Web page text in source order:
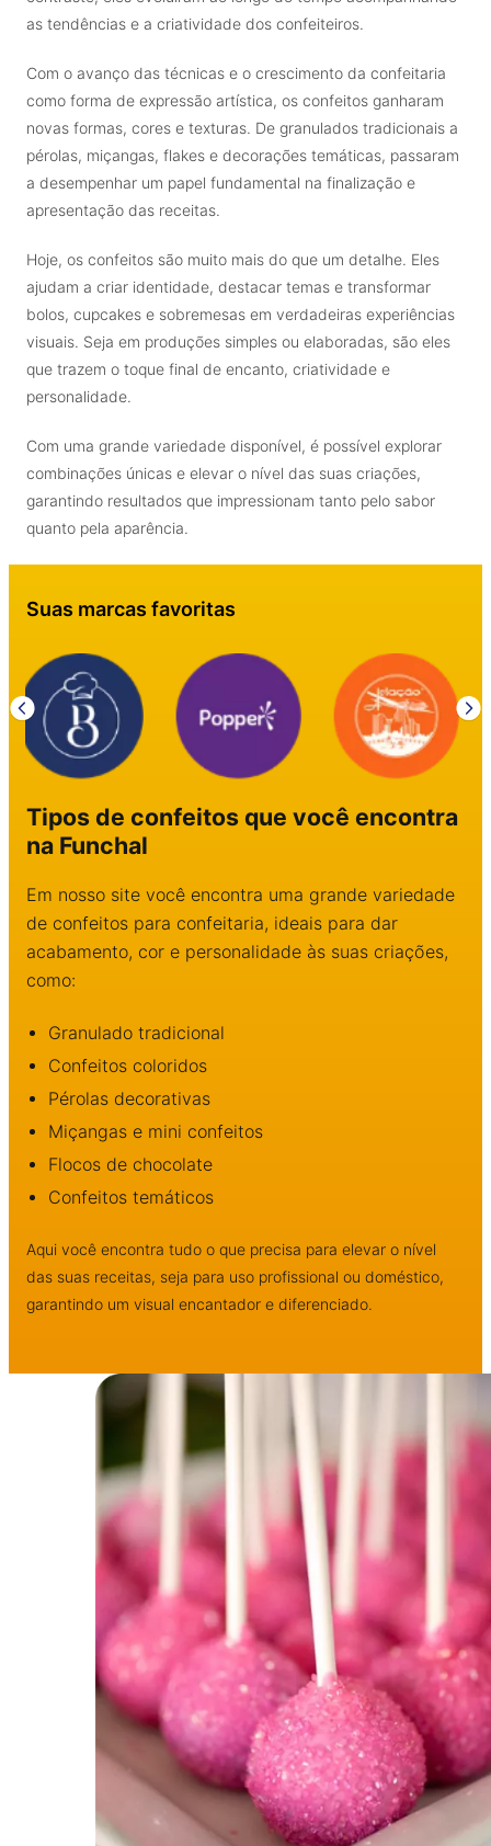
as tendências e a criatividade dos confeiteiros.
Com o avanço das técnicas e o crescimento da confeitaria
como forma de expressão artística, os confeitos ganharam
novas formas, cores e texturas. De granulados tradicionais a
pérolas, miçangas, flakes e decorações temáticas, passaram
a desempenhar um papel fundamental na finalização e
apresentação das receitas.
Hoje, os confeitos são muito mais do que um detalhe. Eles
ajudam a criar identidade, destacar temas e transformar
bolos, cupcakes e sobremesas em verdadeiras experiências
visuais. Seja em produções simples ou elaboradas, são eles
que trazem o toque final de encanto, criatividade e
personalidade.
Com uma grande variedade disponível, é possível explorar
combinações únicas e elevar o nível das suas criações,
garantindo resultados que impressionam tanto pelo sabor
quanto pela aparência.
Suas marcas favoritas
Tipos de confeitos que você encontra
na Funchal
Em nosso site você encontra uma grande variedade
de confeitos para confeitaria, ideais para dar
acabamento, cor e personalidade às suas criações,
como:
Granulado tradicional
Confeitos coloridos
Pérolas decorativas
Miçangas e mini confeitos
Flocos de chocolate
Confeitos temáticos
Aqui você encontra tudo o que precisa para elevar o nível
das suas receitas, seja para uso profissional ou doméstico,
garantindo um visual encantador e diferenciado.